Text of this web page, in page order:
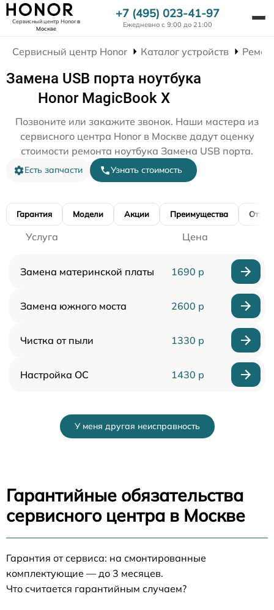
Сервисный центр Honorв
Москве
+7 (495) 023-41-97
Ежедневно с 9:00 до 21:00
Сервисный центр Honor Каталог устройств
Замена USB порта ноутбука
Honor MagicBook X
Позвоните или закажите звонок. Наши мастера из
сервисного центра Honor в Москве дадут оценку
стоимости ремонта ноутбука Замена USB порта.
Есть запчасти Узнать стоимость
Гарантия Модели Акции Преимущества
Услуга Цена
Замена материнской платы 1690 р
Замена южного моста 2600 р
Чистка от пыли 1330 р
Настройка ОС 1430 р
У меня другая неисправность
Гарантийные обязательства
сервисного центра в Москве
Гарантия от сервиса: на смонтированные
комплектующие — до 3 месяцев.
Что считается гарантийным случаем?